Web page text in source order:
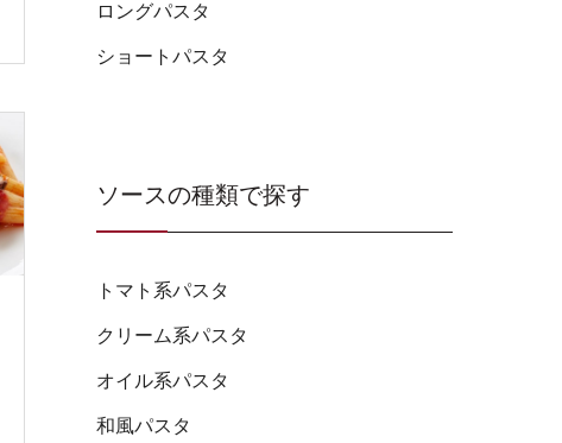
ロングパスタ
ショートパスタ
ソースの種類で探す
トマト系パスタ
クリーム系パスタ
オイル系パスタ
和風パスタ